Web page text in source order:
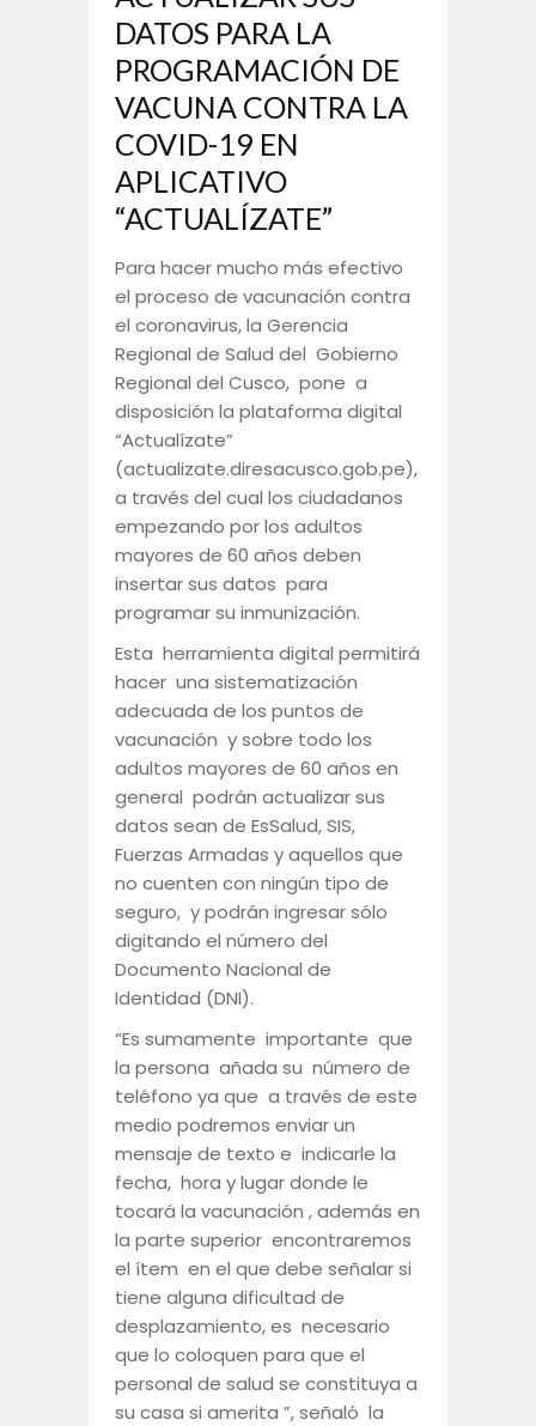
DATOS PARA LA
PROGRAMACIÓN DE
VACUNA CONTRA LA
COVID-19 EN
APLICATIVO
“ACTUALÍZATE”
Para hacer mucho más efectivo
el proceso de vacunación contra
el coronavirus, la Gerencia
Regional de Salud del Gobierno
Regional del Cusco, pone a
disposición la plataforma digital
“Actualízate”
(actualizate.diresacusco.gob.pe),
a través del cual los ciudadanos
empezando por los adultos
mayores de 60 años deben
insertar sus datos para
programar su inmunización.
Esta herramienta digital permitirá
hacer una sistematización
adecuada de los puntos de
vacunación y sobre todo los
adultos mayores de 60 años en
general podrán actualizar sus
datos sean de EsSalud, SIS,
Fuerzas Armadas y aquellos que
no cuenten con ningún tipo de
seguro, y podrán ingresar sólo
digitando el número del
Documento Nacional de
Identidad (DNI).
“Es sumamente importante que
la persona añada su número de
teléfono ya que a través de este
medio podremos enviar un
mensaje de texto e indicarle la
fecha, hora y lugar donde le
tocará la vacunación , además en
la parte superior encontraremos
el ítem en el que debe señalar si
tiene alguna dificultad de
desplazamiento, es necesario
que lo coloquen para que el
personal de salud se constituya a
su casa si amerita ”, señaló la